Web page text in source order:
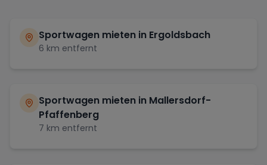
Sportwagen mieten in Ergoldsbach
6 km entfernt
Sportwagen mieten in Mallersdorf-
Pfaffenberg
7 km entfernt